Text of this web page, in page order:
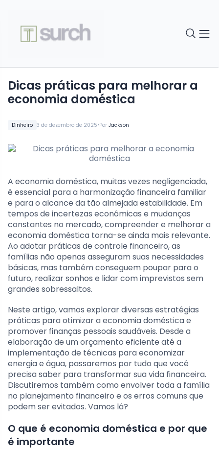
Dinheiro 3 de dezembro de 2025•Por Jackson
Dicas práticas para melhorar a
economia doméstica
A economia doméstica, muitas vezes negligenciada,
é essencial para a harmonização financeira familiar
e para o alcance da tão almejada estabilidade. Em
tempos de incertezas econômicas e mudanças
constantes no mercado, compreender e melhorar a
economia doméstica torna-se ainda mais relevante.
Ao adotar práticas de controle financeiro, as
famílias não apenas asseguram suas necessidades
básicas, mas também conseguem poupar para o
futuro, realizar sonhos e lidar com imprevistos sem
grandes sobressaltos.
Neste artigo, vamos explorar diversas estratégias
práticas para otimizar a economia doméstica e
promover finanças pessoais saudáveis. Desde a
elaboração de um orçamento eficiente até a
implementação de técnicas para economizar
energia e água, passaremos por tudo que você
precisa saber para transformar sua vida financeira.
Discutiremos também como envolver toda a família
no planejamento financeiro e os erros comuns que
podem ser evitados. Vamos lá?
O que é economia doméstica e por que
é importante